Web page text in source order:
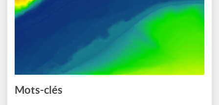
Mots-clés